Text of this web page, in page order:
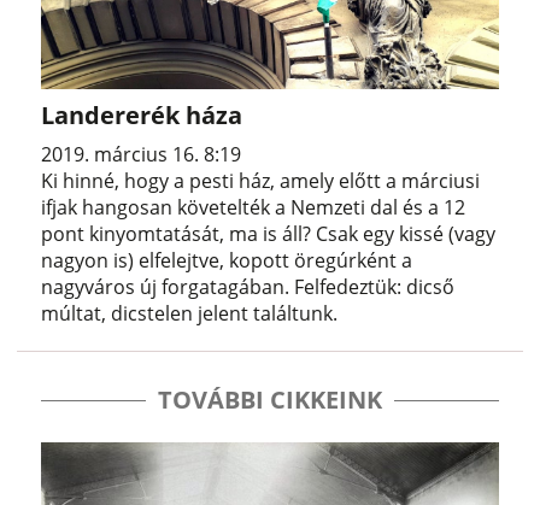
Landererék háza
2019. március 16. 8:19
Ki hinné, hogy a pesti ház, amely előtt a márciusi
ifjak hangosan követelték a Nemzeti dal és a 12
pont kinyomtatását, ma is áll? Csak egy kissé (vagy
nagyon is) elfelejtve, kopott öregúrként a
nagyváros új forgatagában. Felfedeztük: dicső
múltat, dicstelen jelent találtunk.
TOVÁBBI CIKKEINK